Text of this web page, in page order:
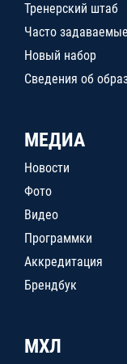
Тренерский штаб
Часто
Новый набор
Сведения об
МЕДИА
Новости
Фото
Видео
Программки
Аккредитация
Брендбук
МХЛ